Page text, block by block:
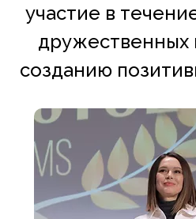
участие в
дружественных
созданию